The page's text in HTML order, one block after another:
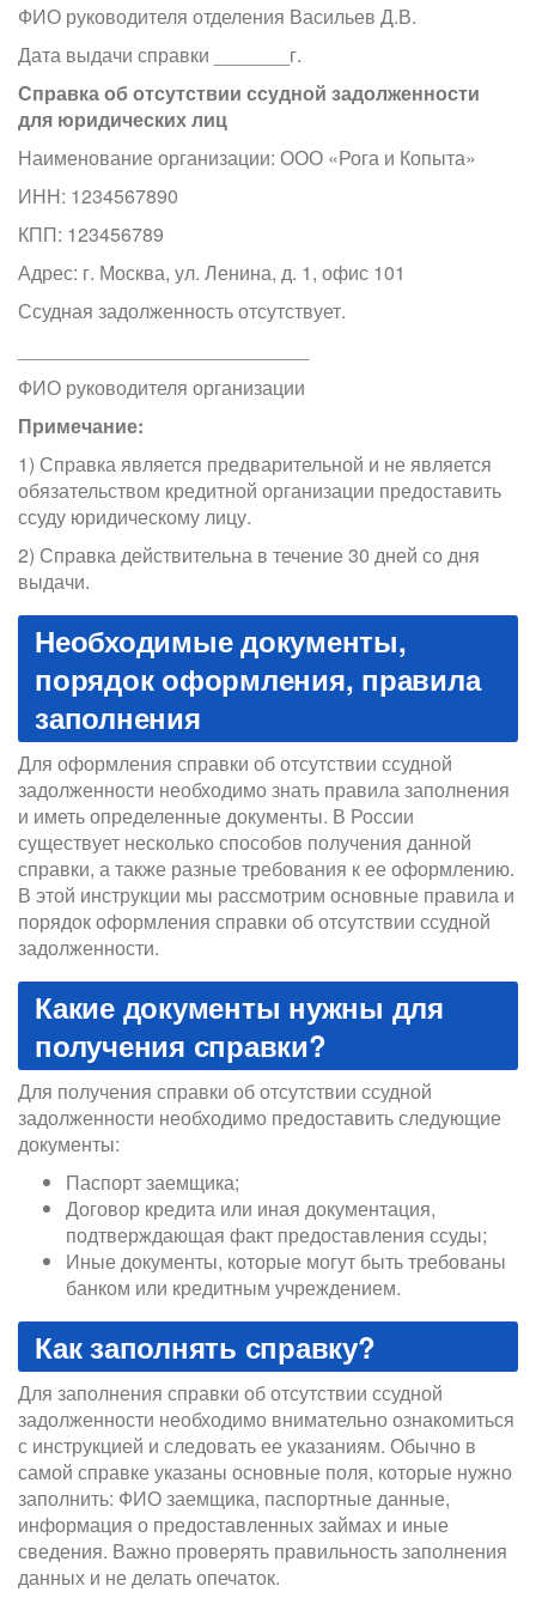
ФИО руководителя отделения Васильев Д.В.
Дата выдачи справки _______г.
Справка об отсутствии ссудной задолженности
для юридических лиц
Наименование организации: ООО «Рога и Копыта»
ИНН: 1234567890
КПП: 123456789
Адрес: г. Москва, ул. Ленина, д. 1, офис 101
Ссудная задолженность отсутствует.
ФИО руководителя организации
Примечание:
1) Справка является предварительной и не является
обязательством кредитной организации предоставить
ссуду юридическому лицу.
2) Справка действительна в течение 30 дней со дня
выдачи.
Необходимые документы,
порядок оформления, правила
заполнения
Для оформления справки об отсутствии ссудной
задолженности необходимо знать правила заполнения
и иметь определенные документы. В России
существует несколько способов получения данной
справки, а также разные требования к ее оформлению.
В этой инструкции мы рассмотрим основные правила и
порядок оформления справки об отсутствии ссудной
задолженности.
Какие документы нужны для
получения справки?
Для получения справки об отсутствии ссудной
задолженности необходимо предоставить следующие
документы:
Паспорт заемщика;
Договор кредита или иная документация,
подтверждающая факт предоставления ссуды;
Иные документы, которые могут быть требованы
банком или кредитным учреждением.
Как заполнять справку?
Для заполнения справки об отсутствии ссудной
задолженности необходимо внимательно ознакомиться
с инструкцией и следовать ее указаниям. Обычно в
самой справке указаны основные поля, которые нужно
заполнить: ФИО заемщика, паспортные данные,
информация о предоставленных займах и иные
сведения. Важно проверять правильность заполнения
данных и не делать опечаток.